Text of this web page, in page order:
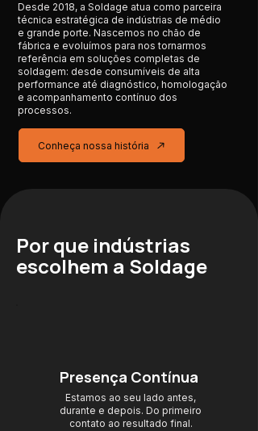
Desde 2018, a Soldage atua como parceira
técnica estratégica de indústrias de médio
e grande porte. Nascemos no chão de
fábrica e evoluímos para nos tornarmos
referência em soluções completas de
soldagem: desde consumíveis de alta
performance até diagnóstico, homologação
e acompanhamento contínuo dos
processos.
Conheça nossa história
Por que indústrias
escolhem a Soldage
Presença Contínua
Estamos ao seu lado antes,
durante e depois. Do primeiro
contato ao resultado final.